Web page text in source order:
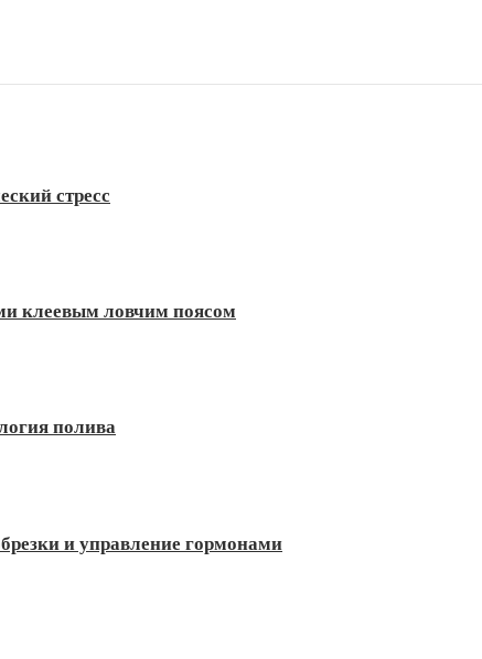
стресс
клеевым ловчим поясом
полива
и управление гормонами